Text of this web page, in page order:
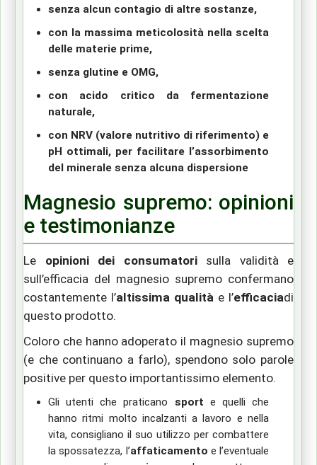
senza alcun contagio di altre sostanze,
con la massima meticolosità nella scelta
delle materie prime,
senza glutine e OMG,
con acido critico da fermentazione
naturale,
con NRV (valore nutritivo di riferimento) e
pH ottimali, per facilitare l’assorbimento
del minerale senza alcuna dispersione
Magnesio supremo: opinioni
e testimonianze
Le opinioni dei consumatorisulla validità e
sull’efficacia del magnesio supremo confermano
costantemente l’altissima qualità e l’efficaciadi
questo prodotto.
Coloro che hanno adoperato il magnesio supremo
(e che continuano a farlo), spendono solo parole
positive per questo importantissimo elemento.
Gli utenti che praticano sport e quelli che
hanno ritmi molto incalzanti a lavoro e nella
vita, consigliano il suo utilizzo per combattere
la spossatezza, l’affaticamento e l’eventuale